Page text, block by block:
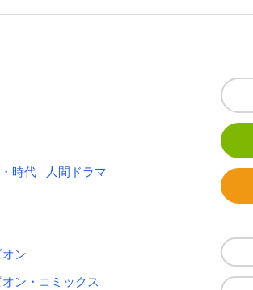
時代 人間ドラマ
ン
ン・コミックス